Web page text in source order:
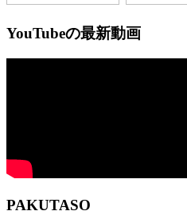
YouTubeの最新動画
PAKUTASO